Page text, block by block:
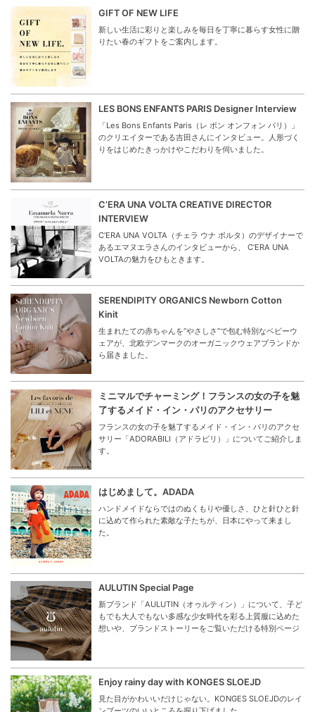
GIFT OF NEW LIFE
新しい生活に彩りと楽しみを毎日を丁寧に暮らす女性に贈
りたい春のギフトをご案内します。
LES BONS ENFANTS PARIS Designer Interview
「Les Bons Enfants Paris（レ ボン オンフォン パリ）」
のクリエイターである吉田さんにインタビュー。人形づく
りをはじめたきっかけやこだわりを伺いました。
C’ERA UNA VOLTA CREATIVE DIRECTOR
INTERVIEW
C’ERA UNA VOLTA（チェラ ウナ ボルタ）のデザイナーで
あるエマヌエラさんのインタビューから、 C’ERA UNA
VOLTAの魅力をひもときます。
SERENDIPITY ORGANICS Newborn Cotton
Kinit
生まれたての赤ちゃんを“やさしさ”で包む特別なベビーウ
ェアが、北欧デンマークのオーガニックウェアブランドか
ら届きました。
ミニマルでチャーミング！フランスの女の子を魅
了するメイド・イン・パリのアクセサリー
フランスの女の子を魅了するメイド・イン・パリのアクセ
サリー「ADORABILI（アドラビリ）」についてご紹介しま
す。
はじめまして。ADADA
ハンドメイドならではのぬくもりや優しさ、ひと針ひと針
に込めて作られた素敵な子たちが、日本にやって来まし
た。
AULUTIN Special Page
新ブランド「AULUTIN（オゥルティン）」について、子ど
もでも大人でもない多感な少女時代を彩る上質服に込めた
想いや、ブランドストーリーをご覧いただける特別ページ
Enjoy rainy day with KONGES SLOEJD
見た目がかわいいだけじゃない。KONGES SLOEJDのレイ